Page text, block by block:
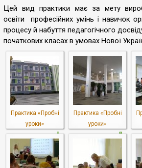
Цей вид практики має за мету
освіти професійних умінь і навичок
процесу й набуття педагогічного
початкових класах в умовах Нової
Практика «Пробні
уроки»
Практика «Пробні
уроки»